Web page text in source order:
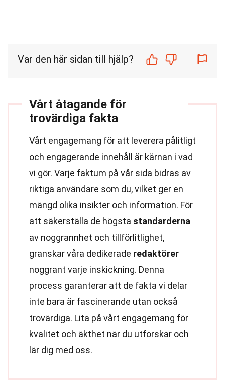
Var den här sidan till hjälp?
Vårt åtagande för
trovärdiga fakta
Vårt engagemang för att leverera pålitligt
och engagerande innehåll är kärnan i vad
vi gör. Varje faktum på vår sida bidras av
riktiga användare som du, vilket ger en
mängd olika insikter och information. För
att säkerställa de högsta standarderna
av noggrannhet och tillförlitlighet,
granskar våra dedikerade redaktörer
noggrant varje inskickning. Denna
process garanterar att de fakta vi delar
inte bara är fascinerande utan också
trovärdiga. Lita på vårt engagemang för
kvalitet och äkthet när du utforskar och
lär dig med oss.